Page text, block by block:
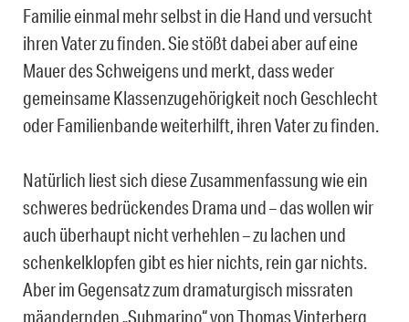
Familie einmal mehr selbst in die Hand und versucht
ihren Vater zu finden. Sie stößt dabei aber auf eine
Mauer des Schweigens und merkt, dass weder
gemeinsame Klassenzugehörigkeit noch Geschlecht
oder Familienbande weiterhilft, ihren Vater zu finden.
Natürlich liest sich diese Zusammenfassung wie ein
schweres bedrückendes Drama und – das wollen wir
auch überhaupt nicht verhehlen – zu lachen und
schenkelklopfen gibt es hier nichts, rein gar nichts.
Aber im Gegensatz zum dramaturgisch missraten
mäandernden „Submarino“ von Thomas Vinterberg